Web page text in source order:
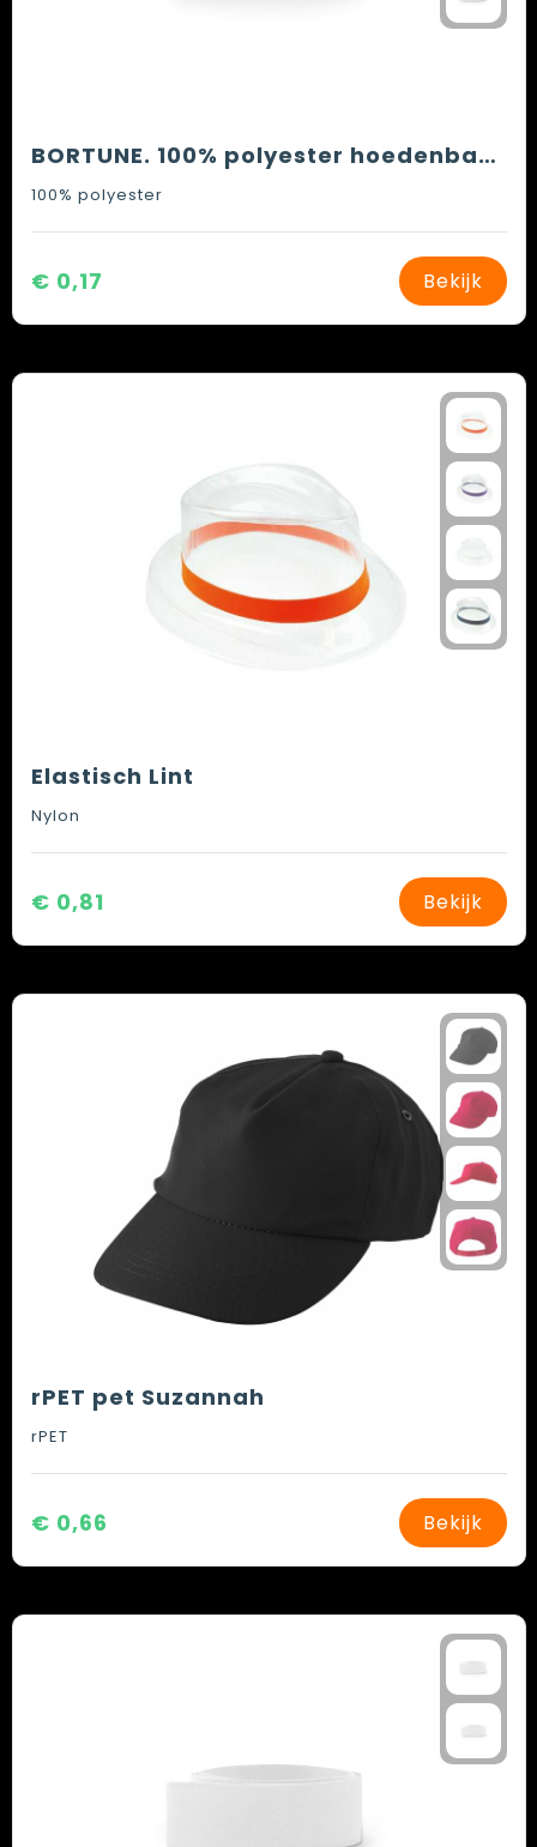
BORTUNE. 100% polyester hoedenband
100% polyester
€ 0,17 Bekijk
Elastisch Lint
Nylon
€ 0,81 Bekijk
rPET pet Suzannah
rPET
€ 0,66 Bekijk